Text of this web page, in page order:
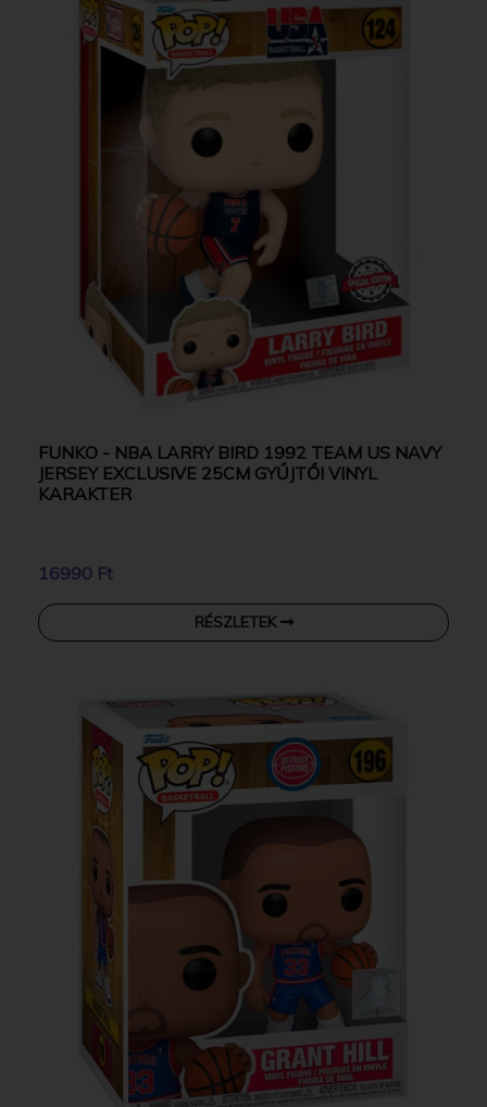
FUNKO - NBA LARRY BIRD 1992 TEAM US NAVY
JERSEY EXCLUSIVE 25CM GYŰJTŐI VINYL
KARAKTER
16990 Ft
RÉSZLETEK